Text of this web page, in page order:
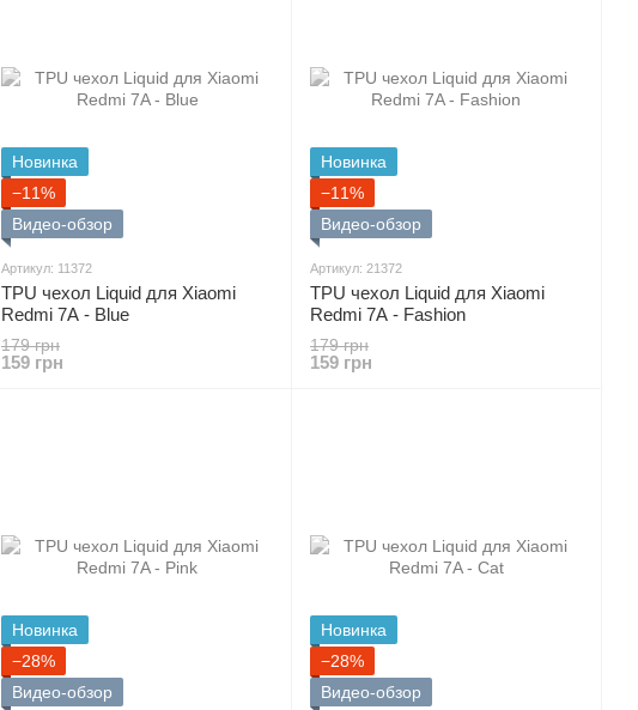
Новинка
−11%
Видео-обзор
Артикул: 11372
TPU чехол Liquid для Xiaomi
Redmi 7A - Blue
179 грн
159 грн
Новинка
−11%
Видео-обзор
Артикул: 21372
TPU чехол Liquid для Xiaomi
Redmi 7A - Fashion
179 грн
159 грн
Новинка
−28%
Видео-обзор
Новинка
−28%
Видео-обзор